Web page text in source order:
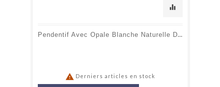
equalizer
Pendentif Avec Opale Blanche Naturelle D'Australie Goutte, En Or 750
 Derniers articles en stock